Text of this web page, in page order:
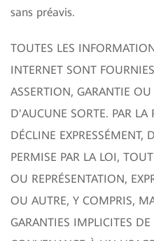
sans préavis.
TOUTES LES
INTERNET SONT
ASSERTION, GARANTIE OU
D'AUCUNE SORTE. PAR LA
DÉCLINE EXPRESSÉMENT,
PERMISE PAR LA LOI,
OU REPRÉSENTATION,
OU AUTRE, Y COMPRIS,
GARANTIES IMPLICITES